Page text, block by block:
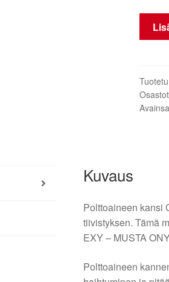
kansi
EXY
Kuvaus
Polttoaineen kansi
tiivistyksen. Tämä
EXY – MUSTA
Polttoaineen